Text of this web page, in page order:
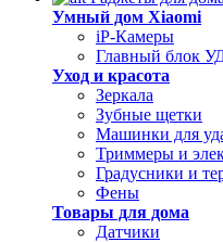
Умный дом Xiaomi
iP-Камеры
Главный блок
Уход и красота
Зеркала
Зубные щетки
Машинки для
Триммеры и
Градусники и
Фены
Товары для дома
Датчики